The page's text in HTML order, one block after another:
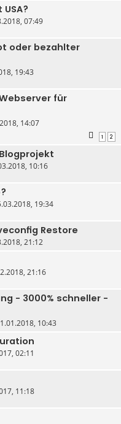
07:49
oder bezahlter
19:43
für
14:07
1 2
10:16
19:34
Restore
21:12
21:16
- 3000% schneller -
10:43
02:11
11:18